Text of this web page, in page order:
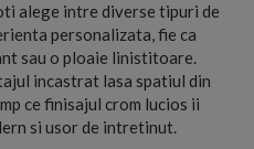
alege intre diverse tipuri de
personalizata, fie ca
sau o ploaie linistitoare.
incastrat lasa spatiul din
ce finisajul crom lucios ii
si usor de intretinut.